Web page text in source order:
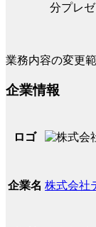
分プレゼ
業務内容の変更
企業情報
ロゴ
企業名 株式会社